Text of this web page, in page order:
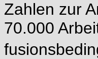
Zahlen zur
70.000